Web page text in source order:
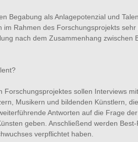
Begabung als Anlagepotenzial und
Rahmen des Forschungsprojekts
nach dem Zusammenhang zwischen
sollen Interviews
Musikern und bildenden Künstlern,
Antworten auf die Frage
geben. Anschließend werden
verpflichtet haben.